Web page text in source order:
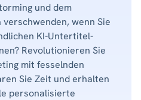
und dem
wenn Sie
KI-Untertitel-
Revolutionieren Sie
mit fesselnden
Sie Zeit und erhalten
personalisierte